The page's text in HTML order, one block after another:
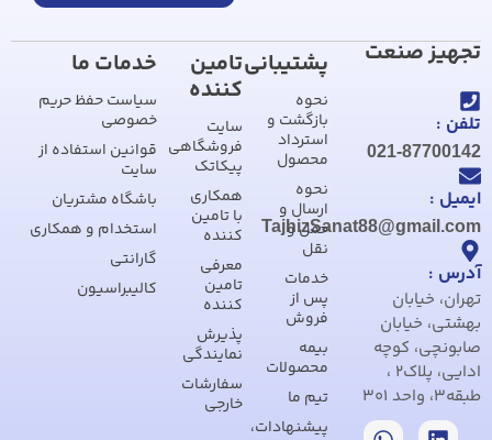
تجهیز صنعت
تلفن :
021-87700142
ایمیل :
TajhizSanat88@gmail.com
آدرس :
تهران، خیابان
بهشتی، خیابان
صابونچی، کوچه
ادایی، پلاک2 ،
طبقه3، واحد 301
پشتیبانی
نحوه
بازگشت و
استرداد
محصول
نحوه
ارسال و
حمل و
نقل
خدمات
پس از
فروش
بیمه
محصولات
تیم ما
پیشنهادات،
تامین
کننده
سایت
فروشگاهی
پیکاتک
همکاری
با تامین
کننده
معرفی
تامین
کننده
پذیرش
نمایندگی
سفارشات
خارجی
خدمات ما
سیاست حفظ حریم
خصوصی
قوانین استفاده از
سایت
باشگاه مشتریان
استخدام و همکاری
گارانتی
کالیبراسیون